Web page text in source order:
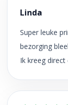
Linda
Super leuke
bezorging
Ik kreeg direct